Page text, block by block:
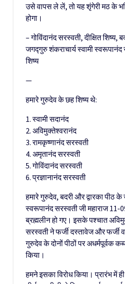
उसे वापस ले लें, तो यह शृंगेरी मठ के
होगा।
– गोविंदानंद सरस्वती, दीक्षित शिष्य,
जगद्गुरु शंकराचार्य स्वामी
शिष्य
—
हमारे गुरुदेव के छह शिष्य थे:
1. स्वामी सदानंद
2. अविमुक्तेश्वरानंद
3. रामकृष्णानंद सरस्वती
4. अमृतानंद सरस्वती
5. गोविंदानंद सरस्वती
6. प्रज्ञानानंद सरस्वती
हमारे गुरुदेव, बदरी और द्वारका पीठ
स्वरूपानंद सरस्वती जी महाराज 11-
ब्रह्मलीन हो गए। इसके पश्चात
सरस्वती ने फर्जी दस्तावेज और फर्जी
गुरुदेव के दोनों पीठों पर अधर्मपूर्वक
किया।
हमने इसका विरोध किया। प्रारंभ में